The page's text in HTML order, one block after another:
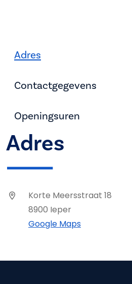
Adres
Contactgegevens
Openingsuren
Adres
Korte Meersstraat 18
8900 Ieper
Google Maps